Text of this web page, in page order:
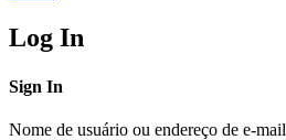
Log In
Sign In
Nome de usuário ou endereço de e-mail